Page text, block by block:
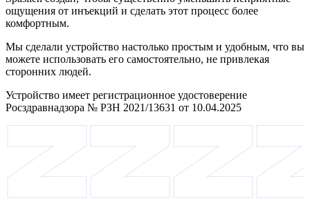
ощущения от инъекций и сделать этот процесс более
комфортным.
Мы сделали устройство настолько простым и удобным, что вы
можете использовать его самостоятельно, не привлекая
сторонних людей.
Устройство имеет регистрационное удостоверение
Росздравнадзора № РЗН 2021/13631 от 10.04.2025